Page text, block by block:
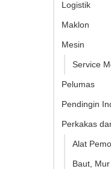
Logistik
Maklon
Mesin
Service
Pelumas
Pendingin
Perkakas
Alat
Baut,